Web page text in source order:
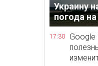
Украину
погода
17:30
Google